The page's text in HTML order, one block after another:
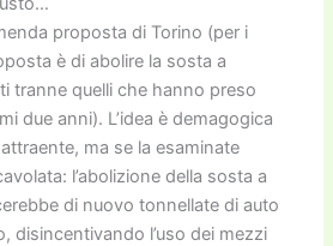
proposta di Torino (per i
è di abolire la sosta a
tranne quelli che hanno preso
due anni). L’idea è demagogica
ma se la esaminate
l’abolizione della sosta a
di nuovo tonnellate di auto
disincentivando l’uso dei mezzi